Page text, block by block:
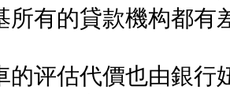
所有的貸款機构都有
的评估代價也由銀行